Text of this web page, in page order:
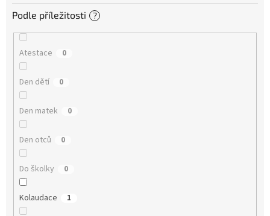
Podle příležitosti ?
Atestace 0
Den dětí 0
Den matek 0
Den otců 0
Do školky 0
Kolaudace 1